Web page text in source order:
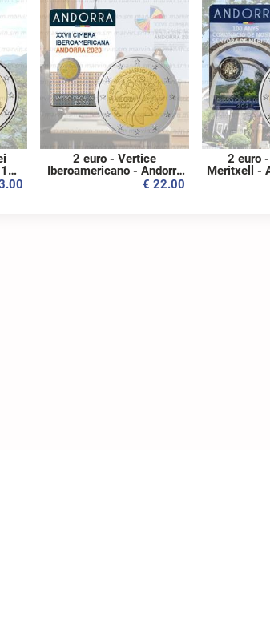
-
2 euro - Vertice
Iberoamericano - Andorra
- 2020 - FDC€ 22.00
2 euro
Meritxell -